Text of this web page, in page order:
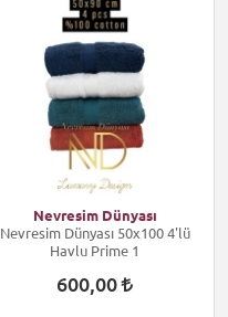
Nevresim Dünyası
Nevresim Dünyası 50x100 4'lü
Havlu Prime 1
600,00